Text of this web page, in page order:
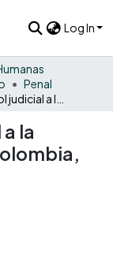
Log In
Penal
la